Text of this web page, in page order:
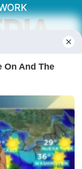
berita aktual dan
yang tepat.